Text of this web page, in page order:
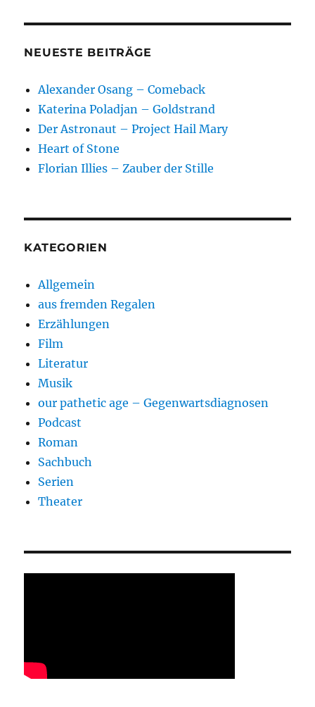
NEUESTE BEITRÄGE
Alexander Osang – Comeback
Katerina Poladjan – Goldstrand
Der Astronaut – Project Hail Mary
Heart of Stone
Florian Illies – Zauber der Stille
KATEGORIEN
Allgemein
aus fremden Regalen
Erzählungen
Film
Literatur
Musik
our pathetic age – Gegenwartsdiagnosen
Podcast
Roman
Sachbuch
Serien
Theater